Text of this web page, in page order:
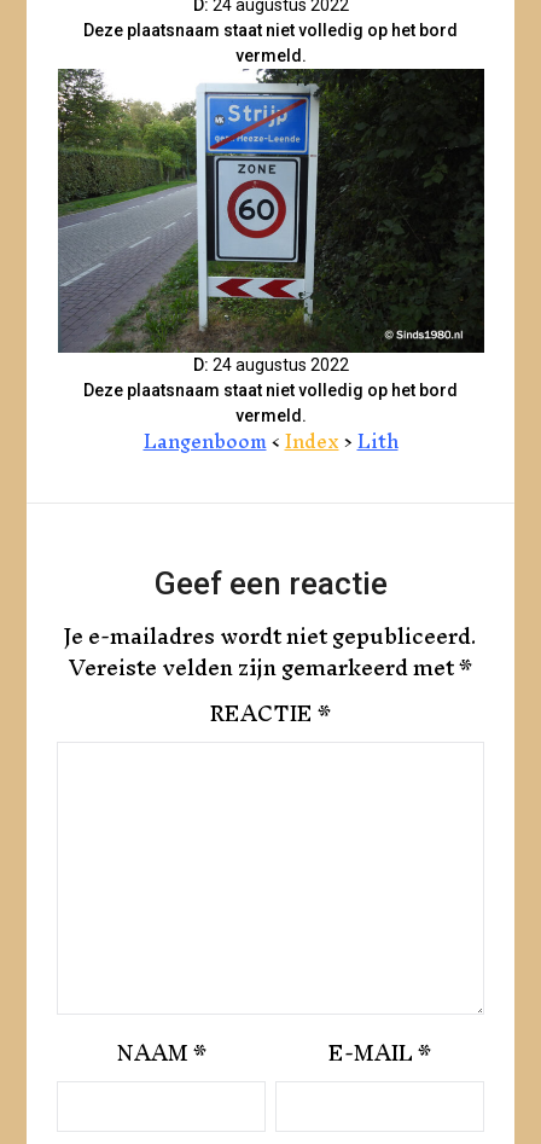
D: 24 augustus 2022
Deze plaatsnaam staat niet volledig op het bord
vermeld.
D: 24 augustus 2022
Deze plaatsnaam staat niet volledig op het bord
vermeld.
Langenboom<Index>Lith
Geef een reactie
Je e-mailadres wordt niet gepubliceerd.
Vereiste velden zijn gemarkeerd met*
REACTIE*
NAAM* E-MAIL*